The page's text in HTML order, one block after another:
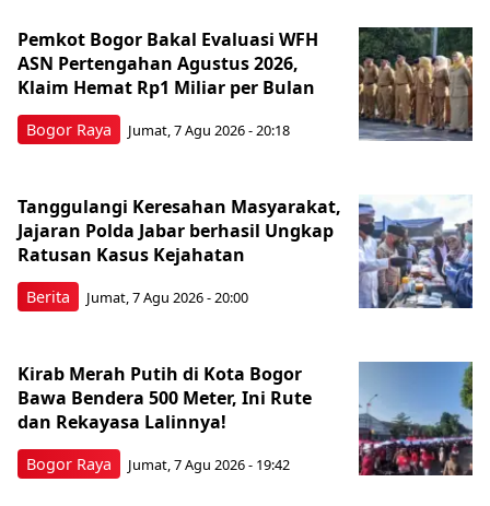
Bogor Raya
Pemkot Bogor Bakal Evaluasi WFH
ASN Pertengahan Agustus 2026,
Klaim Hemat Rp1 Miliar per Bulan
Jumat, 7 Agu 2026 - 20:18
Berita
Tanggulangi Keresahan Masyarakat,
Jajaran Polda Jabar berhasil Ungkap
Ratusan Kasus Kejahatan
Jumat, 7 Agu 2026 - 20:00
Bogor Raya
Kirab Merah Putih di Kota Bogor
Bawa Bendera 500 Meter, Ini Rute
dan Rekayasa Lalinnya!
Jumat, 7 Agu 2026 - 19:42